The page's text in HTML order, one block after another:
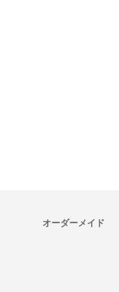
オーダーメイド